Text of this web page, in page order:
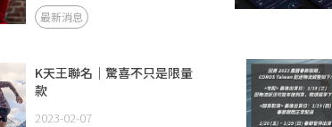
最新消息
K天王聯名｜驚喜不只是限量
款
2023-02-07